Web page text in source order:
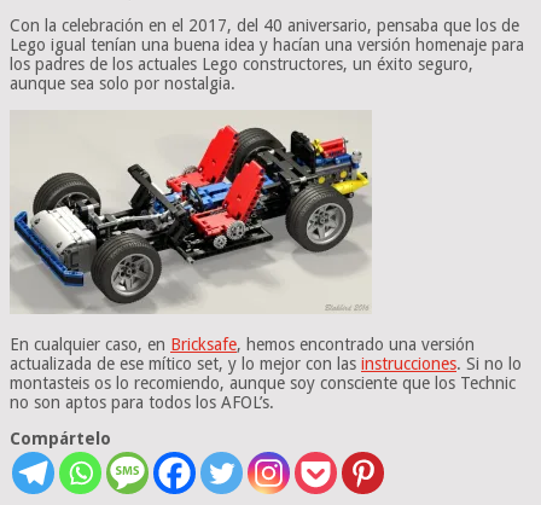
Con la celebración en el 2017, del 40 aniversario, pensaba que los de
Lego igual tenían una buena idea y hacían una versión homenaje para
los padres de los actuales Lego constructores, un éxito seguro,
aunque sea solo por nostalgia.
En cualquier caso, en Bricksafe, hemos encontrado una versión
actualizada de ese mítico set, y lo mejor con las instrucciones. Si no lo
montasteis os lo recomiendo, aunque soy consciente que los Technic
no son aptos para todos los AFOL’s.
Compártelo